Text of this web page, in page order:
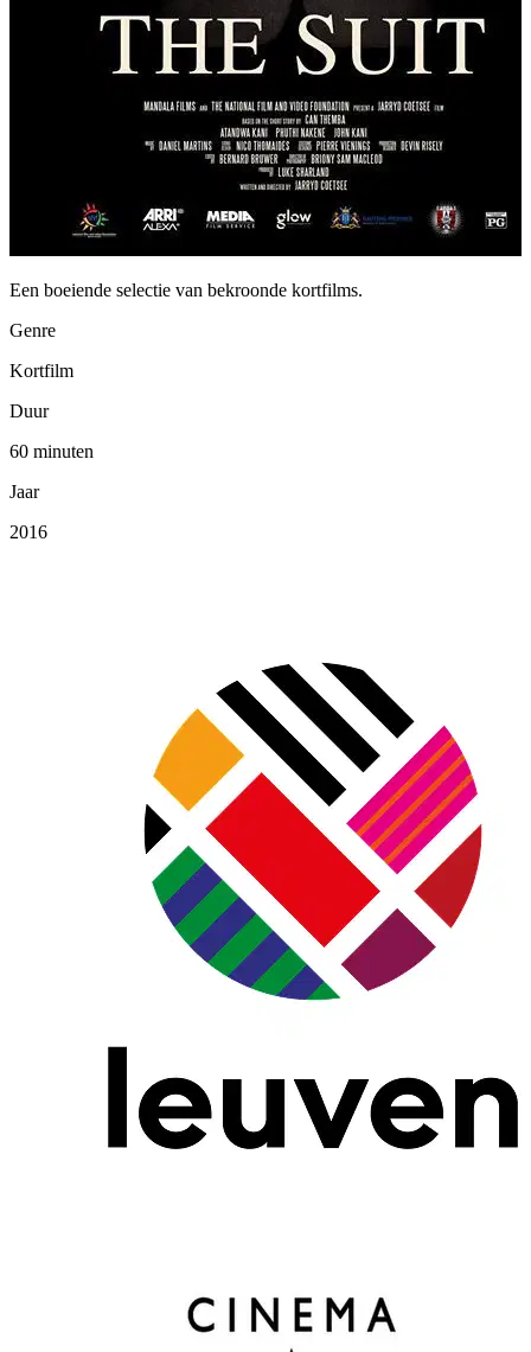
Een boeiende selectie van bekroonde kortfilms.
Genre
Kortfilm
Duur
60 minuten
Jaar
2016